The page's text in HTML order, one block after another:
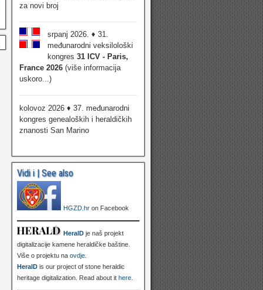
za novi broj
srpanj 2026. ♦ 31.
međunarodni veksilološki
kongres 31 ICV - Paris,
France 2026(više informacija
uskoro...)
kolovoz 2026 ♦ 37. međunarodni
kongres genealoških i heraldičkih
znanosti San Marino
Vidi i | See also
HGZD.hron Facebook
HeralDje naš projekt
digitalizacije kamene heraldičke baštine.
Više o projektu na ovdje.
HeralDis our project of stone heraldic
heritage digitalization. Read about it here.